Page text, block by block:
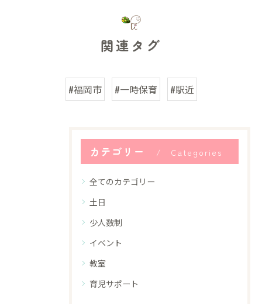
関連タグ
#福岡市 #一時保育 #駅近
カテゴリー Categories
全てのカテゴリー
土日
少人数制
イベント
教室
育児サポート